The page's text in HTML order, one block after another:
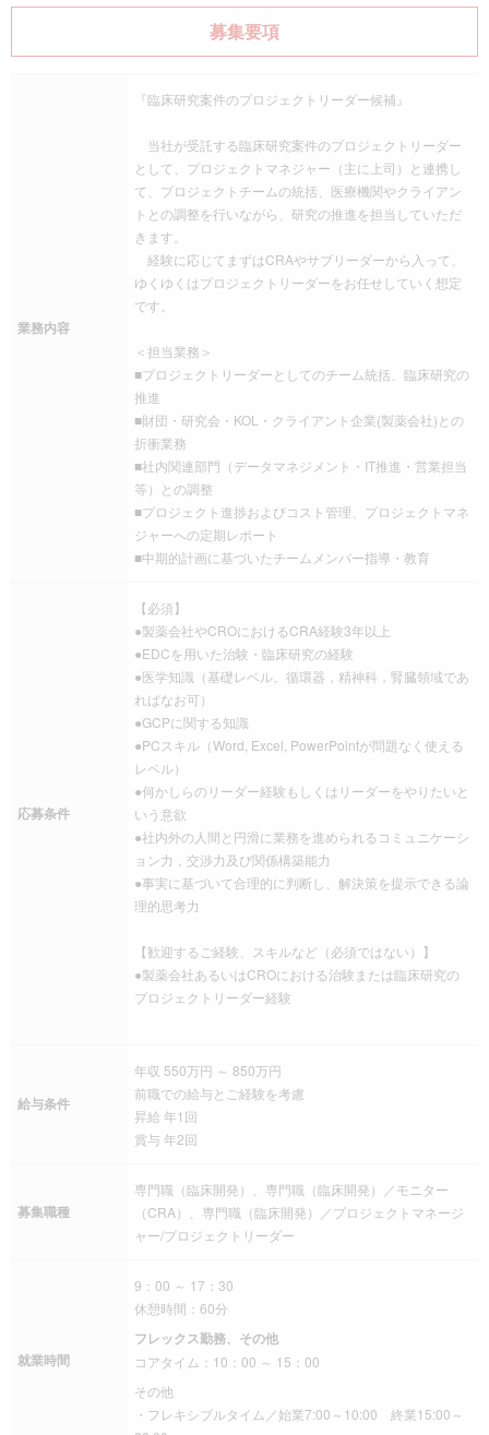
募集要項
業務内容
『臨床研究案件のプロジェクトリーダー候補』
当社が受託する臨床研究案件のプロジェクトリーダー
として、プロジェクトマネジャー（主に上司）と連携し
て、プロジェクトチームの統括、医療機関やクライアン
トとの調整を行いながら、研究の推進を担当していただ
きます。
経験に応じてまずはCRAやサブリーダーから入って、
ゆくゆくはプロジェクトリーダーをお任せしていく想定
です。
＜担当業務＞
■プロジェクトリーダーとしてのチーム統括、臨床研究の
推進
■財団・研究会・KOL・クライアント企業(製薬会社)との
折衝業務
■社内関連部門（データマネジメント・IT推進・営業担当
等）との調整
■プロジェクト進捗およびコスト管理、プロジェクトマネ
ジャーへの定期レポート
■中期的計画に基づいたチームメンバー指導・教育
応募条件
【必須】
●製薬会社やCROにおけるCRA経験3年以上
●EDCを用いた治験・臨床研究の経験
●医学知識（基礎レベル。循環器，精神科，腎臓領域であ
ればなお可）
●GCPに関する知識
●PCスキル（Word, Excel, PowerPointが問題なく使える
レベル）
●何かしらのリーダー経験もしくはリーダーをやりたいと
いう意欲
●社内外の人間と円滑に業務を進められるコミュニケーシ
ョン力，交渉力及び関係構築能力
●事実に基づいて合理的に判断し、解決策を提示できる論
理的思考力
【歓迎するご経験、スキルなど（必須ではない）】
●製薬会社あるいはCROにおける治験または臨床研究の
プロジェクトリーダー経験
給与条件
年収 550万円 ～ 850万円
前職での給与とご経験を考慮
昇給 年1回
賞与 年2回
募集職種
専門職（臨床開発）、専門職（臨床開発）／モニター
（CRA）、専門職（臨床開発）／プロジェクトマネージ
ャー/プロジェクトリーダー
就業時間
9：00 ～ 17：30
休憩時間：60分
フレックス勤務、その他
コアタイム：10：00 ～ 15：00
その他
・フレキシブルタイム／始業7:00～10:00 終業15:00～